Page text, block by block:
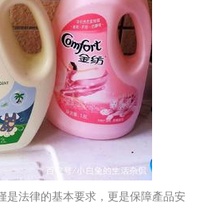
是法律的基本要求，更是保障產品安